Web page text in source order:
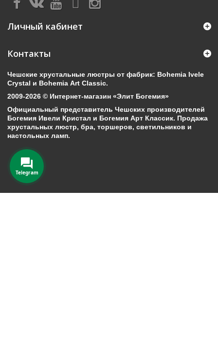
Личный кабинет
Контакты
Чешские хрустальные люстры от фабрик: Bohemia Ivele
Crystal и Bohemia Art Classic.
2009-2026 © Интернет-магазин «Элит Богемия»
Официальный представитель Чешских производителей
Богемия Ивели Кристал и Богемия Арт Классик. Продажа
хрустальных люстр, бра, торшеров, светильников и
настольных ламп.
Telegram